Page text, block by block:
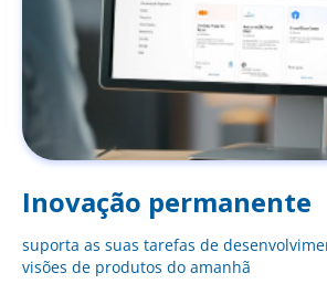
Inovação permanente
suporta as suas tarefas de
visões de produtos do amanhã